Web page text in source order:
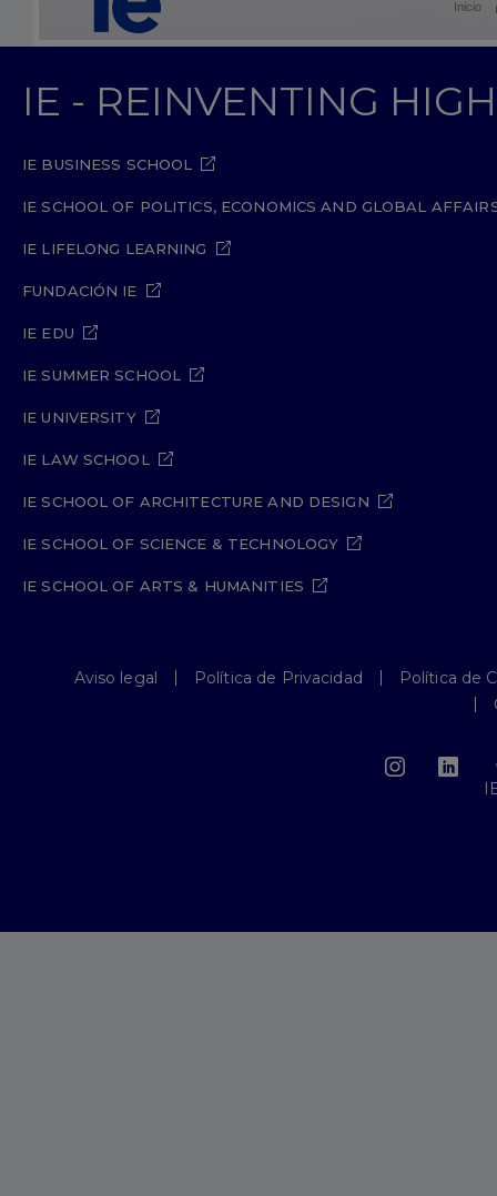
Inicio
IE - REINVENTING
IE BUSINESS SCHOOL
IE SCHOOL OF POLITICS, ECONOMICS AND GLOBAL
IE LIFELONG LEARNING
FUNDACIÓN IE
IE EDU
IE SUMMER SCHOOL
IE UNIVERSITY
IE LAW SCHOOL
IE SCHOOL OF ARCHITECTURE AND DESIGN
IE SCHOOL OF SCIENCE & TECHNOLOGY
IE SCHOOL OF ARTS & HUMANITIES
Aviso legal Política de Privacidad
Política de